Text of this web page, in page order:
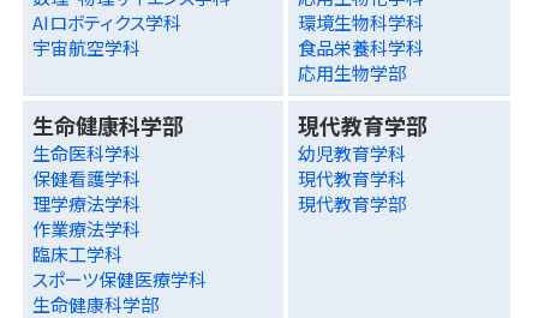
AIロボティクス学科
宇宙航空学科
環境生物科学科
食品栄養科学科
応用生物学部
生命健康科学部
生命医科学科
保健看護学科
理学療法学科
作業療法学科
臨床工学科
スポーツ保健医療学科
生命健康科学部
現代教育学部
幼児教育学科
現代教育学科
現代教育学部